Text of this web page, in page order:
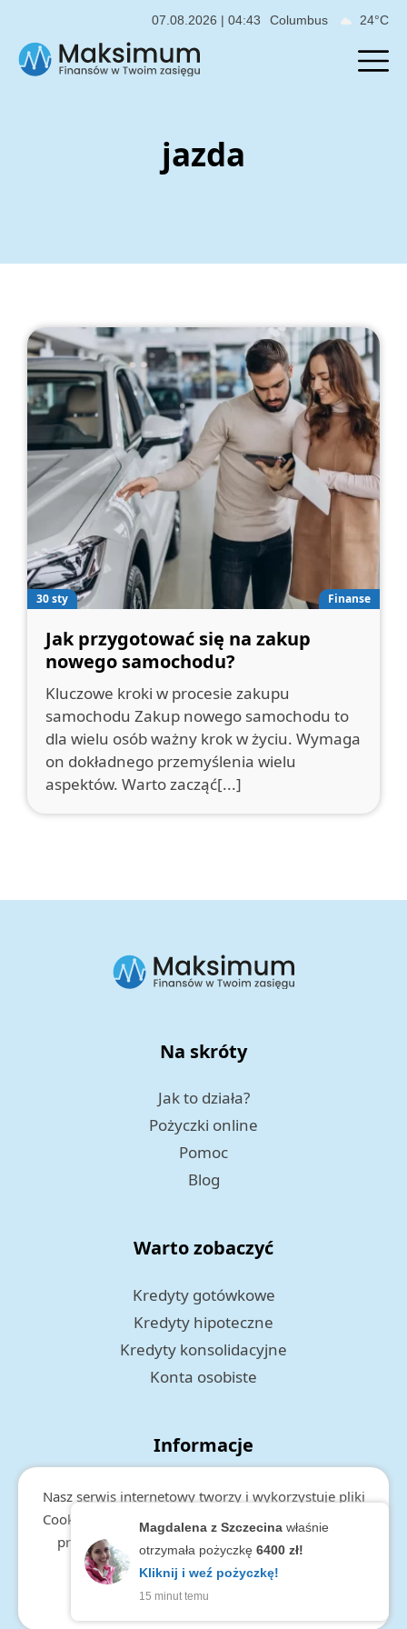
07.08.2026 | 04:43 Columbus 24°C
Nasz serwis internetowy tworzy i wykorzystuje pliki
Cookies. Więcej informacji o cookies, zakresie i celu
przetwarzania danych, znajduje się w
polityce
prywatności.
zamknij
Magdalena z Szczecina właśnie
otrzymała pożyczkę 6400 zł!
Kliknij i weź pożyczkę!
15 minut temu
jazda
30 sty Finanse
Jak przygotować się na zakup
nowego samochodu?
Kluczowe kroki w procesie zakupu
samochodu Zakup nowego samochodu to
dla wielu osób ważny krok w życiu. Wymaga
on dokładnego przemyślenia wielu
aspektów. Warto zacząć[...]
Na skróty
Jak to działa?
Pożyczki online
Pomoc
Blog
Warto zobaczyć
Kredyty gotówkowe
Kredyty hipoteczne
Kredyty konsolidacyjne
Konta osobiste
Informacje
Polityka prywatności
RODO
Copyright © 2026 Maksimum.pl